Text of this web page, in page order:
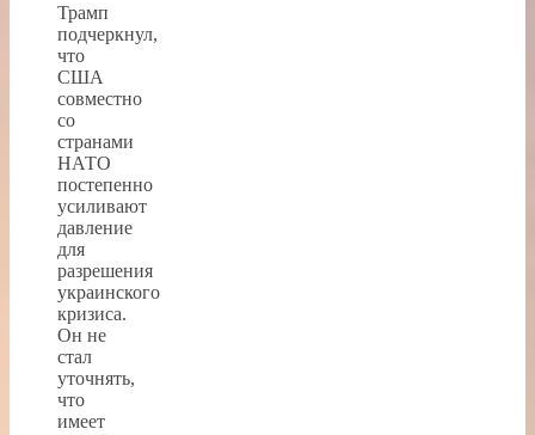
Трамп
подчеркнул,
что
США
совместно
со
странами
НАТО
постепенно
усиливают
давление
для
разрешения
украинского
кризиса.
Он не
стал
уточнять,
что
имеет